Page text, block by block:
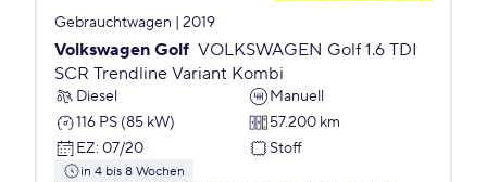
Gebrauchtwagen | 2019
Volkswagen Golf VOLKSWAGEN Golf 1.6 TDI
SCR Trendline Variant Kombi
Diesel
Manuell
116 PS (85 kW)
57.200 km
EZ: 07/20 Stoff
in 4 bis 8 Wochen